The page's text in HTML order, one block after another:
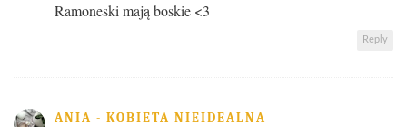
Ramoneski mają boskie <3
Reply
ANIA - KOBIETA NIEIDEALNA